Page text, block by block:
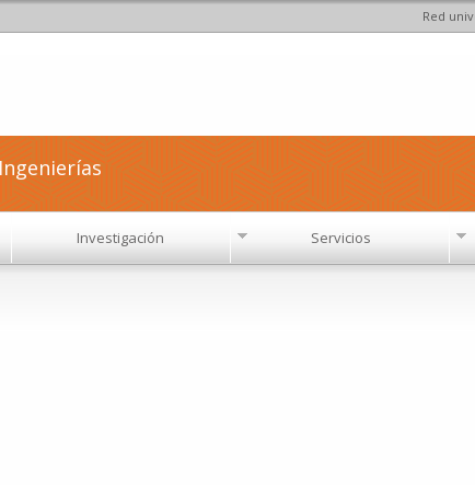
Red
Investigación Servicios